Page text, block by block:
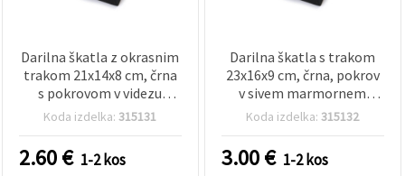
Darilna škatla z okrasnim
trakom 21x14x8 cm, črna
s pokrovom v videzu
sivega marmorja
Koda izdelka:315131
2.60€ 1-2 kos
Darilna škatla s trakom
23x16x9 cm, črna, pokrov
v sivem marmornem
videzu
Koda izdelka:315132
3.00€ 1-2 kos